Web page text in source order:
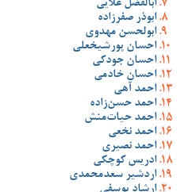
ابالفضل علایی
ابوذر صفرزاده
ابولحسن مهدوی
احسان پورشیخعلی
احسان جودکی
احسان خادمی
احمد آهی
احمد حسن‌زاده
احمد حیات‌منش
احمد نخعی
احمد نصیری
ادریس کوچکی
اردشیر سعدمحمدی